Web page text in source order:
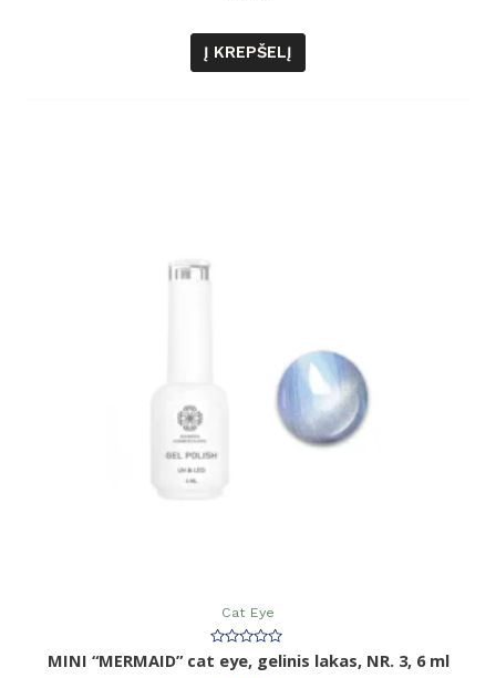
Į KREPŠELĮ
Cat Eye
Įvertinimas:
0
MINI “MERMAID” cat eye, gelinis lakas, NR. 3, 6 ml